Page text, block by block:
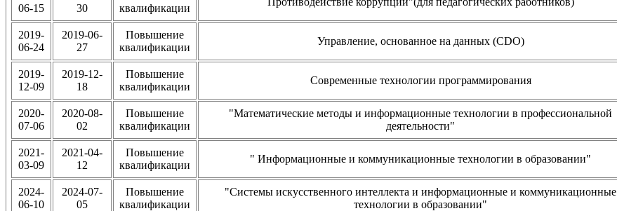
06-15
30
квалификации
2019-
06-24
2019-06-
27
Повышение
квалификации
Управление, основанное на данных (CDO)
2019-
12-09
2019-12-
18
Повышение
квалификации
Современные технологии программирования
2020-
07-06
2020-08-
02
Повышение
квалификации
"Математические методы и информационные технологии в профессиональной
деятельности"
2021-
03-09
2021-04-
12
Повышение
квалификации
" Информационные и коммуникационные технологии в образовании"
2024-
06-10
2024-07-
05
Повышение
квалификации
"Системы искусственного интеллекта и информационные и коммуникационные
технологии в образовании"